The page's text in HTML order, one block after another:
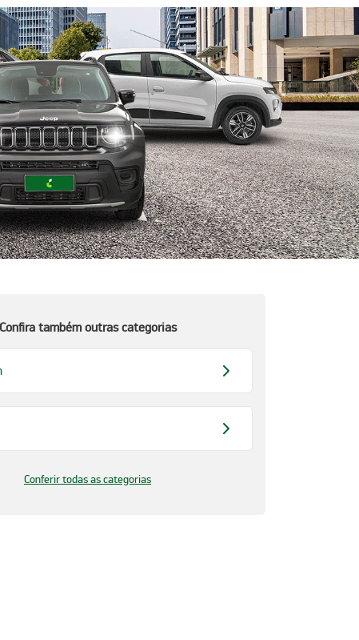
Confira também outras categorias
Conferir todas as categorias